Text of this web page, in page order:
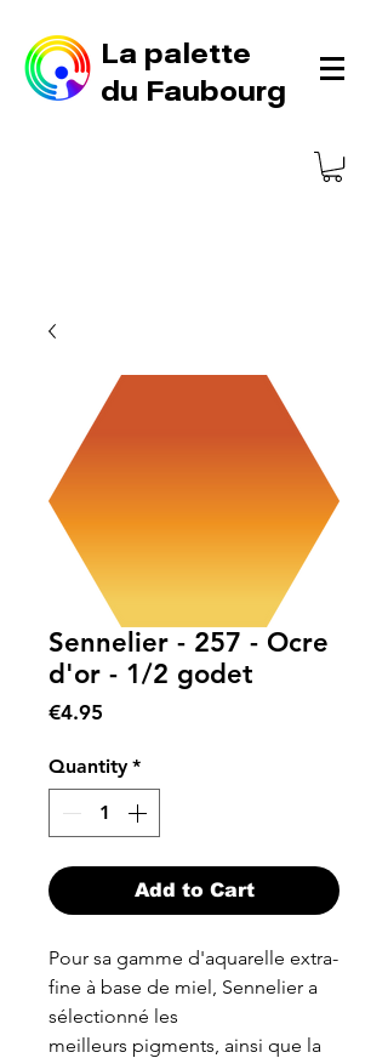
La palette
du Faubourg
Sennelier - 257 - Ocre
d'or - 1/2 godet
€4.95
Quantity *
Add to Cart
Pour sa gamme d'aquarelle extra-
fine à base de miel, Sennelier a
sélectionné les
meilleurs pigments, ainsi que la